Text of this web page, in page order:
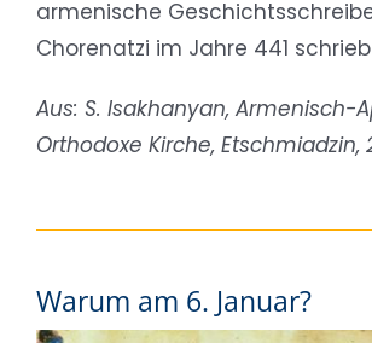
armenische
Chorenatzi im Jahre 441
Aus: S. Isakhanyan, Armenisch-
Orthodoxe Kirche, Etschmiadzin,
Warum am 6. Januar?